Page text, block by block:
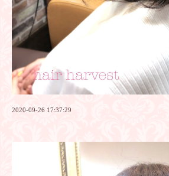
2020-09-26 17:37:29